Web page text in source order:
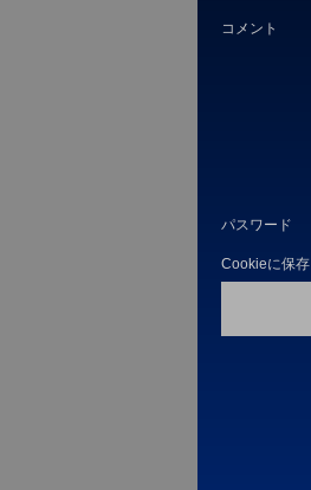
コメント
パスワード
Cookieに保存